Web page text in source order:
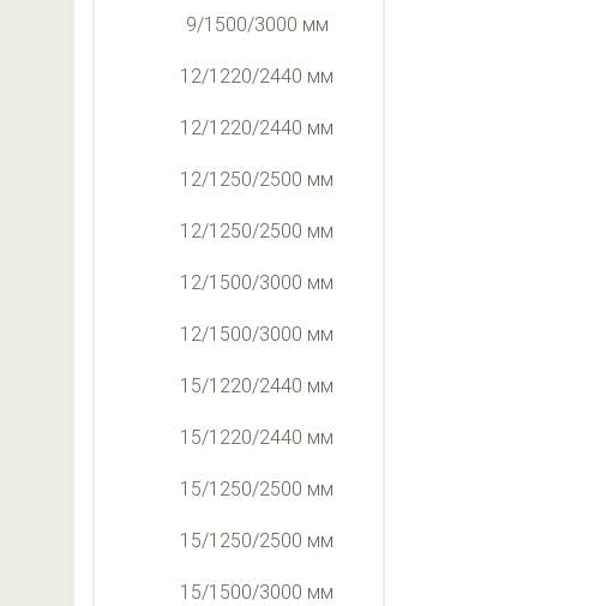
9/1500/3000 мм
12/1220/2440 мм
12/1220/2440 мм
12/1250/2500 мм
12/1250/2500 мм
12/1500/3000 мм
12/1500/3000 мм
15/1220/2440 мм
15/1220/2440 мм
15/1250/2500 мм
15/1250/2500 мм
15/1500/3000 мм